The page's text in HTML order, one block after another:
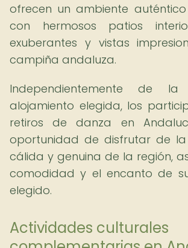
ofrecen un ambiente
con hermosos patios
exuberantes y vistas
campiña andaluza.
Independientemente de
alojamiento elegida, los
retiros de danza en
oportunidad de disfrutar de
cálida y genuina de la región,
comodidad y el encanto de
elegido.
Actividades culturales